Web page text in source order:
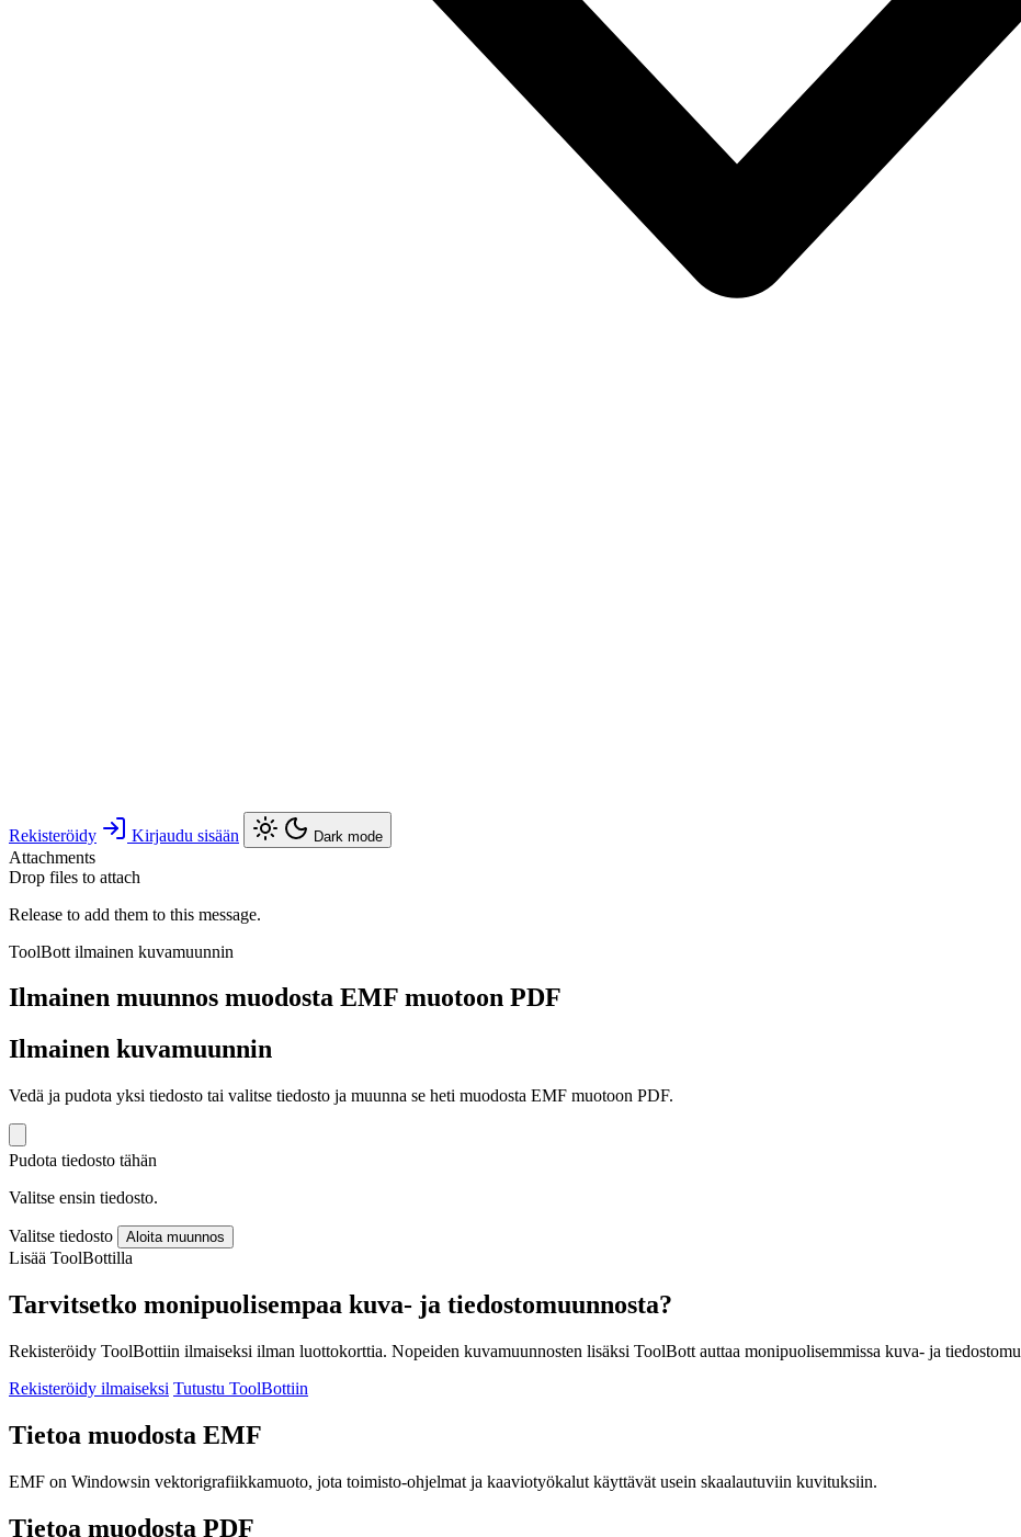
Rekisteröidy Kirjaudu sisään Dark mode
Attachments
Drop files to attach
Release to add them to this message.
ToolBott ilmainen kuvamuunnin
Ilmainen muunnos muodosta EMF muotoon PDF
Ilmainen kuvamuunnin
Vedä ja pudota yksi tiedosto tai valitse tiedosto ja muunna se heti muodosta EMF muotoon PDF.
Pudota tiedosto tähän
Valitse ensin tiedosto.
Valitse tiedosto Aloita muunnos
Lisää ToolBottilla
Tarvitsetko monipuolisempaa kuva- ja tiedostomuunnosta?
Rekisteröidy ToolBottiin ilmaiseksi ilman luottokorttia. Nopeiden kuvamuunnosten lisäksi ToolBott auttaa monipuolisemmissa kuva- ja
Rekisteröidy ilmaiseksi Tutustu ToolBottiin
Tietoa muodosta EMF
EMF on Windowsin vektorigrafiikkamuoto, jota toimisto-ohjelmat ja kaaviotyökalut käyttävät usein skaalautuviin kuvituksiin.
Tietoa muodosta PDF